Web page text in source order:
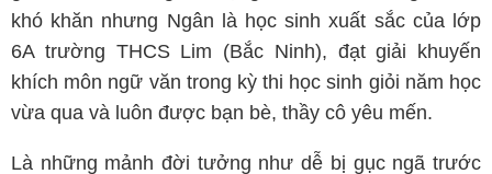
khó khăn nhưng Ngân là học sinh xuất sắc của lớp
6A trường THCS Lim (Bắc Ninh), đạt giải khuyến
khích môn ngữ văn trong kỳ thi học sinh giỏi năm học
vừa qua và luôn được bạn bè, thầy cô yêu mến.
Là những mảnh đời tưởng như dễ bị gục ngã trước